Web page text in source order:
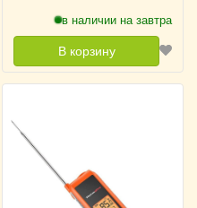
в наличии на завтра
В корзину